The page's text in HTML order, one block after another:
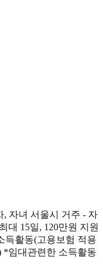
, 자녀 서울시 거주 - 자
대 15일, 120만원 지원
득활동(고용보험 적용
*임대관련한 소득활동